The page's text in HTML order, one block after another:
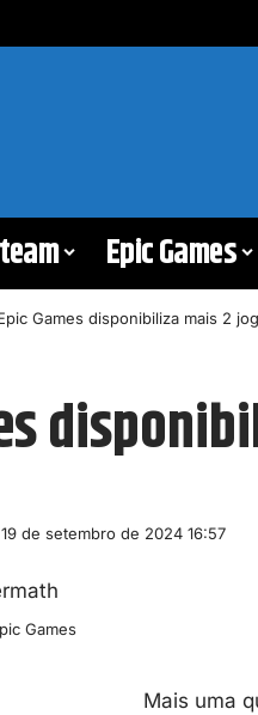
Epic Games
Games disponibiliza mais 2
de setembro de 2024 16:57
Games
Mais uma